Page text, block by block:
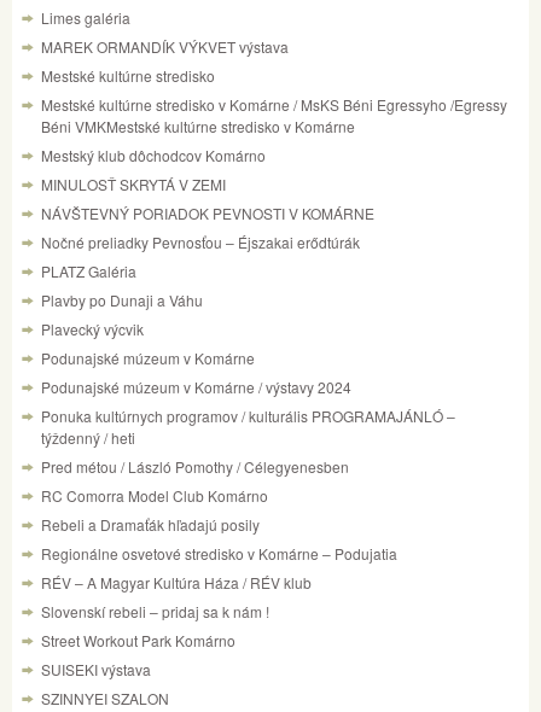
Limes galéria
MAREK ORMANDÍK VÝKVET výstava
Mestské kultúrne stredisko
Mestské kultúrne stredisko v Komárne / MsKS Béni Egressyho /Egressy
Béni VMKMestské kultúrne stredisko v Komárne
Mestský klub dôchodcov Komárno
MINULOSŤ SKRYTÁ V ZEMI
NÁVŠTEVNÝ PORIADOK PEVNOSTI V KOMÁRNE
Nočné preliadky Pevnosťou – Éjszakai erődtúrák
PLATZ Galéria
Plavby po Dunaji a Váhu
Plavecký výcvik
Podunajské múzeum v Komárne
Podunajské múzeum v Komárne / výstavy 2024
Ponuka kultúrnych programov / kulturális PROGRAMAJÁNLÓ –
týždenný / heti
Pred métou / László Pomothy / Célegyenesben
RC Comorra Model Club Komárno
Rebeli a Dramaťák hľadajú posily
Regionálne osvetové stredisko v Komárne – Podujatia
RÉV – A Magyar Kultúra Háza / RÉV klub
Slovenskí rebeli – pridaj sa k nám !
Street Workout Park Komárno
SUISEKI výstava
SZINNYEI SZALON